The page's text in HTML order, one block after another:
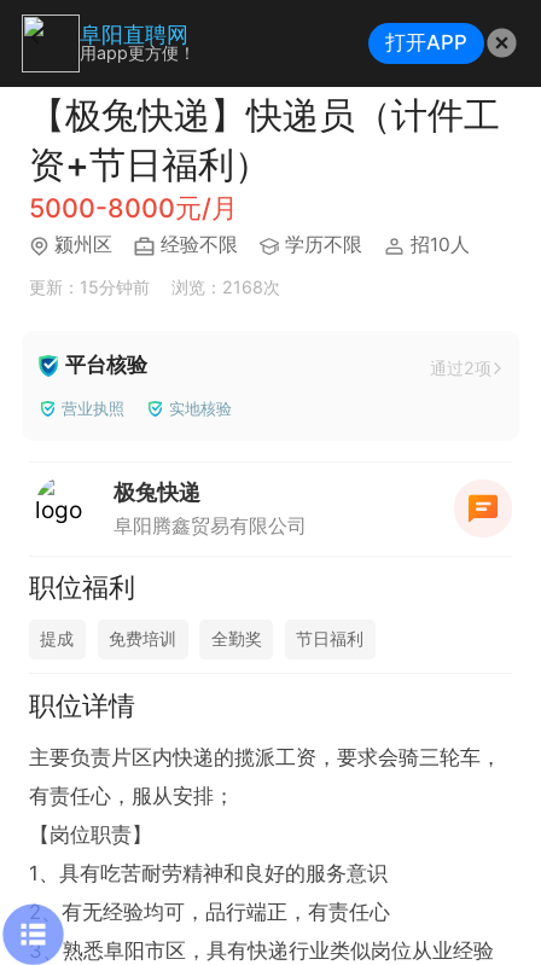
【极兔快递】快递员（计件工
资+节日福利）
5000-8000元/月
颍州区 经验不限 学历不限 招10人
更新：15分钟前 浏览：2168次
平台核验 通过2项
营业执照 实地核验
极兔快递
阜阳腾鑫贸易有限公司
职位福利
提成 免费培训 全勤奖 节日福利
职位详情
主要负责片区内快递的揽派工资，要求会骑三轮车，
有责任心，服从安排；
【岗位职责】
1、具有吃苦耐劳精神和良好的服务意识
2、有无经验均可，品行端正，有责任心
3、熟悉阜阳市区，具有快递行业类似岗位从业经验
阜阳直聘网
用app更方便！ 打开APP